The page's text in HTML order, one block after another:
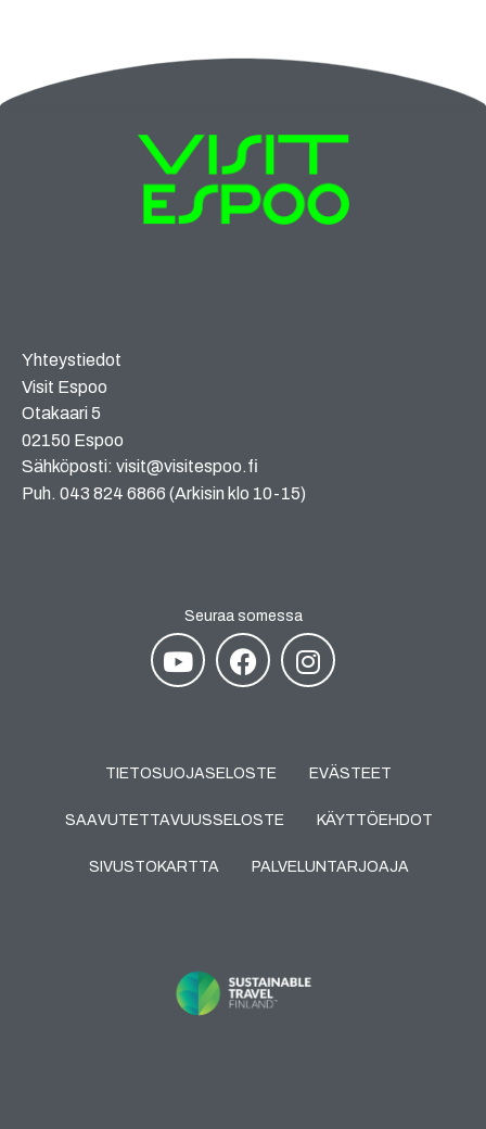
Yhteystiedot
Visit Espoo
Otakaari 5
02150 Espoo
Sähköposti: visit@visitespoo.fi
Puh. 043 824 6866 (Arkisin klo 10-15)
Seuraa somessa
TIETOSUOJASELOSTE EVÄSTEET
SAAVUTETTAVUUSSELOSTE KÄYTTÖEHDOT
SIVUSTOKARTTA PALVELUNTARJOAJA